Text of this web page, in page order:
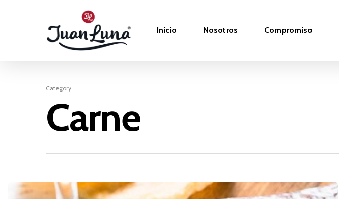
Hit enter to search or ESC to close
Inicio Nosotros Compromiso
Category
Carne